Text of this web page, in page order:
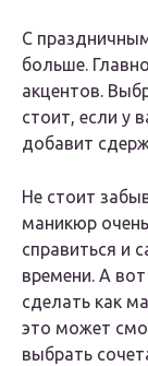
С
больше.
акцентов.
стоит, если у
добавит
Не стоит
маникюр
справиться и
времени. А
сделать как
это может
выбрать